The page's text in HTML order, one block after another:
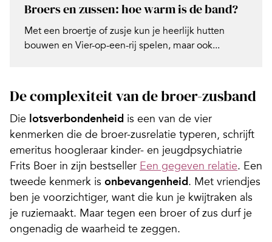
Broers en zussen: hoe warm is de band?
Met een broertje of zusje kun je heerlijk hutten
bouwen en Vier-op-een-rij spelen, maar ook...
De complexiteit van de broer-zusband
Die lotsverbondenheid is een van de vier
kenmerken die de broer-zusrelatie typeren, schrijft
emeritus hoogleraar kinder- en jeugdpsychiatrie
Frits Boer in zijn bestseller Een gegeven relatie. Een
tweede kenmerk is onbevangenheid. Met vriendjes
ben je voorzichtiger, want die kun je kwijtraken als
je ruziemaakt. Maar tegen een broer of zus durf je
ongenadig de waarheid te zeggen.